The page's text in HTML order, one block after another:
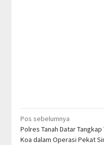
Navigasi
pos
Pos sebelumnya
Polres Tanah Datar
Koa dalam Operasi Pekat